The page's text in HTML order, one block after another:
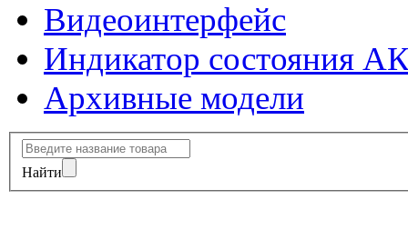
Видеоинтерфейс
Индикатор состояния
Архивные модели
Найти